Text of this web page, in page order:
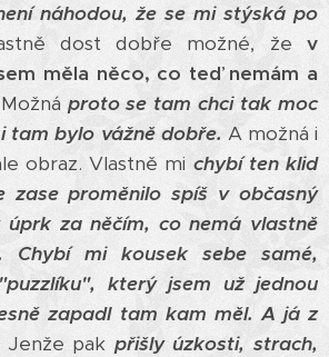
náhodou, že se mi stýská po
dost dobře možné, že v
měla něco, co teď nemám a
Možná proto se tam chci tak moc
tam bylo vážně dobře. A možná i
obraz. Vlastně mi chybí ten klid
zase proměnilo spíš v občasný
za něčím, co nemá vlastně
Chybí mi kousek sebe samé,
který jsem už jednou
zapadl tam kam měl. A já z
Jenže pak přišly úzkosti, strach,